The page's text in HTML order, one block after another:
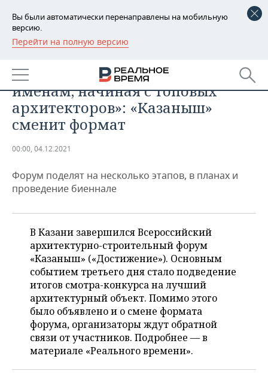
Вы были автоматически перенаправлены на мобильную
версию.
Перейти на полную версию
РЕГИОНЫ
БАШКОРТОСТАН
ТАТАРСТАН
УДМУРТИЯ
НОВОСТИ
АНАЛИТИКА
НОВОСТИ АНАЛИТИКИ
ДЕКЛАРАЦИИ О ДОХОДАХ
КОРОЛИ ГОСЗАКАЗА ПФО
КОМУ ПРИНАДЛЕЖАТ
ТОРГОВЫЕ ЦЕНТРЫ
ТАТАРСТАНА
ЭКОНОМИКА
НОВОСТИ ЭКОНОМИКИ
ФИНАНСЫ
БЮДЖЕТ
ИНВЕСТИЦИИ
ПРОМЫШЛЕННОСТЬ
НОВОСТИ
ПРОМЫШЛЕННОСТИ
АГРОПРОМ
МАШИНОСТРОЕНИЕ
НЕФТЕХИМИЯ
НЕФТЬ
ОПК
ЭНЕРГЕТИКА
НЕДВИЖИМОСТЬ
НОВОСТИ АВТО
БИЗНЕС
НОВОСТИ БИЗНЕСА
РОЗНИЧНАЯ ТОРГОВЛЯ
ТРАНСПОРТ
ТЕХНОЛОГИИ
НОВОСТИ ТЕХНОЛОГИЙ
ТЕЛЕКОММУНИКАЦИИ
МЕРОПРИЯТИЯ
НОВОСТИ МЕРОПРИЯТИЙ
ВЫЕЗДНАЯ РЕДАКЦИЯ
БИЗНЕС-БРАНЧИ
СПОРТ
НОВОСТИ СПОРТА
ФУТБОЛ
ОБЩЕСТВО
НОВОСТИ ОБЩЕСТВА
ФОТОГАЛЕРЕЯ
«Не стесняйтесь говорить по
именам, начиная с топовых
архитекторов»: «Казаныш»
сменит формат
00:00, 04.12.2021
Форум поделят на несколько этапов, в планах и
проведение биеннале
В Казани завершился Всероссийский
архитектурно-строительный форум
«Казаныш» («Достижение»). Основным
событием третьего дня стало подведение
итогов смотра-конкурса на лучший
архитектурный объект. Помимо этого
было объявлено и о смене формата
форума, организаторы ждут обратной
связи от участников. Подробнее — в
материале «Реального времени».